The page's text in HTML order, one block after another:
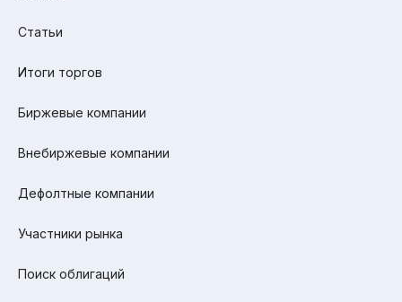
Статьи
Итоги торгов
Биржевые компании
Внебиржевые компании
Дефолтные компании
Участники рынка
Поиск облигаций